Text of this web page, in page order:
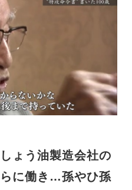
ょう油製造会社の
に働き…孫やひ孫